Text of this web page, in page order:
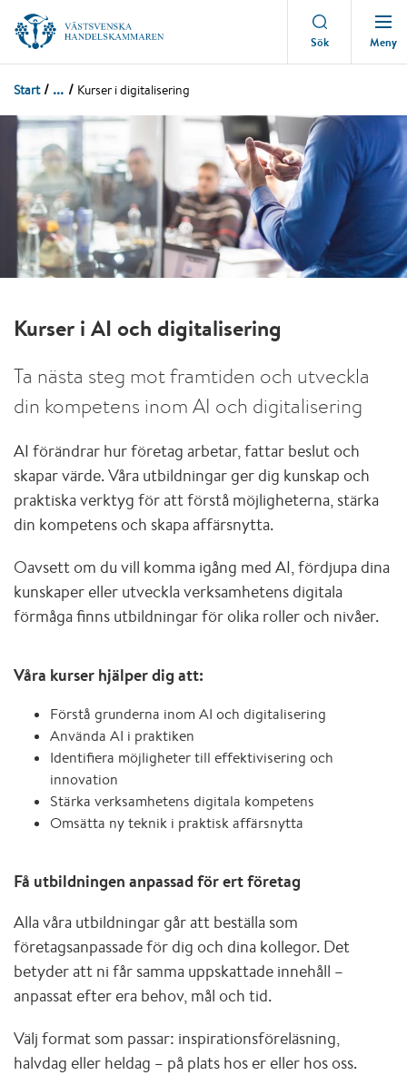
Sök Meny
Start ... Kurser i digitalisering
Kurser i AI och digitalisering
Ta nästa steg mot framtiden och utveckla
din kompetens inom AI och digitalisering
AI förändrar hur företag arbetar, fattar beslut och
skapar värde. Våra utbildningar ger dig kunskap och
praktiska verktyg för att förstå möjligheterna, stärka
din kompetens och skapa affärsnytta.
Oavsett om du vill komma igång med AI, fördjupa dina
kunskaper eller utveckla verksamhetens digitala
förmåga finns utbildningar för olika roller och nivåer.
Våra kurser hjälper dig att:
Förstå grunderna inom AI och digitalisering
Använda AI i praktiken
Identifiera möjligheter till effektivisering och
innovation
Stärka verksamhetens digitala kompetens
Omsätta ny teknik i praktisk affärsnytta
Få utbildningen anpassad för ert företag
Alla våra utbildningar går att beställa som
företagsanpassade för dig och dina kollegor. Det
betyder att ni får samma uppskattade innehåll –
anpassat efter era behov, mål och tid.
Välj format som passar: inspirationsföreläsning,
halvdag eller heldag – på plats hos er eller hos oss.